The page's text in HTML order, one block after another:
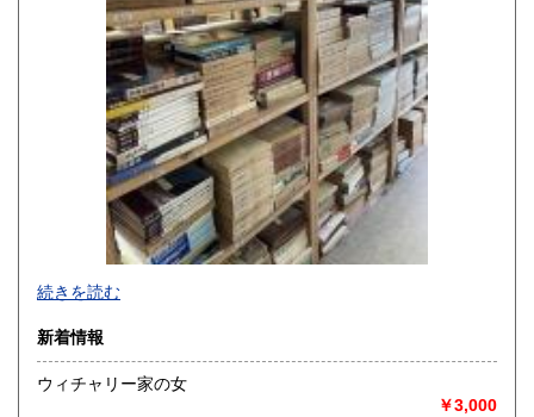
1,500円
-
沿線名：-
最寄駅：-
営業時間：-
定休日：-
続きを読む
新着情報
ウィチャリー家の女
￥3,000